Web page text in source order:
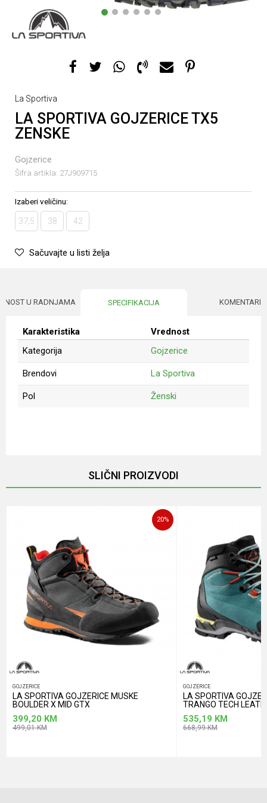
1 2 3 4 5 6
La Sportiva
LA SPORTIVA GOJZERICE TX5
ZENSKE
Gojzerice
Šifra artikla: 27J909715
Izaberi veličinu:
37,5 38 42
Sačuvajte u listi želja
U RADNJAMA SPECIFIKACIJA KOMENTARI
Karakteristika
Vrednost
Kategorija
Gojzerice
Brendovi La Sportiva
Pol Ženski
POŠALJI
SLIČNI PROIZVODI
20%
GOJZERICE
LA SPORTIVA GOJZERICE MUSKE
BOULDER X MID GTX
399,20 KM
499,01KM
GOJZERICE
LA SPORTIVA
TRANGO TECH
535,19 KM
668,99KM